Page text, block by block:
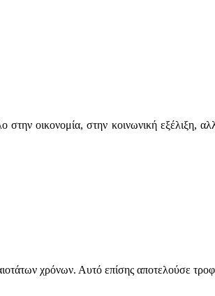
οικονομία, στην κοινωνική εξέλιξη,
χρόνων. Αυτό επίσης αποτελούσε